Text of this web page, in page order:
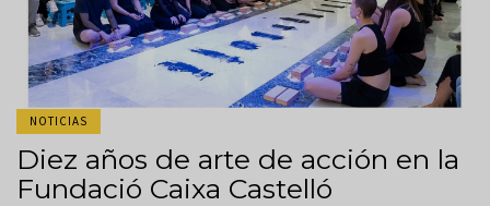
NOTICIAS
Diez años de arte de acción en la
Fundació Caixa Castelló